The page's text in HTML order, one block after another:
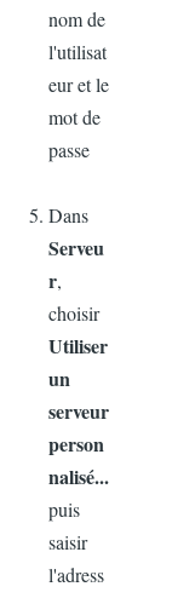
nom de
l'utilisat
eur et le
mot de
passe
Dans
Serveu
r,
choisir
Utiliser
un
serveur
person
nalisé...
puis
saisir
l'adress